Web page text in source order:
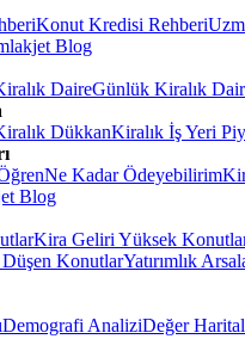
Konut Kredisi Rehberi
Blog
DaireGünlük Kiralık
DükkanKiralık İş Yeri
Ne Kadar Ödeyebilirim
Blog
Kira Geliri Yüksek
Düşen KonutlarYatırımlık
Demografi AnaliziDeğer